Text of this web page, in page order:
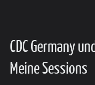
CDC Germany
Meine Sessions